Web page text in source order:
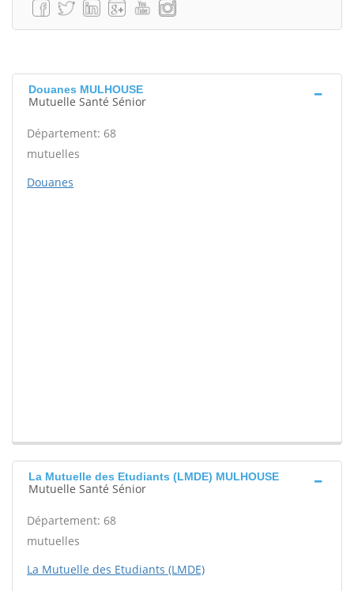
Douanes MULHOUSE
Mutuelle Santé Sénior
Département: 68
mutuelles
Douanes
La Mutuelle des Etudiants (LMDE) MULHOUSE
Mutuelle Santé Sénior
Département: 68
mutuelles
La Mutuelle des Etudiants (LMDE)